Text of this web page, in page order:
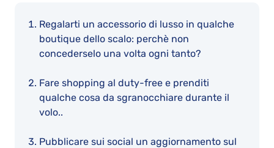
Regalarti un accessorio di lusso in qualche
boutique dello scalo: perchè non
concederselo una volta ogni tanto?
Fare shopping al duty-free e prenditi
qualche cosa da sgranocchiare durante il
volo..
Pubblicare sui social un aggiornamento sul